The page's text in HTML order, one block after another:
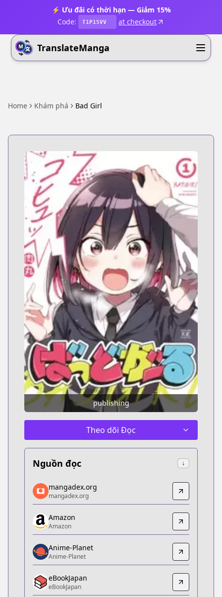
⚡ Ưu đãi có thời hạn — Giảm 15%
Code:
T1P15VV at checkout
TranslateManga
Home Khám phá Bad Girl
publishing
Theo dõi Đọc
Nguồn đọc ↓
mangadex.org
mangadex.org
https://mangadex.org/title/06338c21-dfd9-4ab0-
Amazon
Amazon
https://www.amazon.co.jp/dp/B0BKV7FV1N
Anime-Planet
Anime-Planet
https://www.anime-planet.com/manga/bad-girl
eBookJapan
mangadex.org
mangadex.org
Amazon
Amazon
Anime-Planet
Anime-Planet
eBookJapan
eBookJapan